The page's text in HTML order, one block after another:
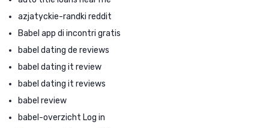
azjatyckie-randki reddit
Babel app di incontri gratis
babel dating de reviews
babel dating it review
babel dating it reviews
babel review
babel-overzicht Log in